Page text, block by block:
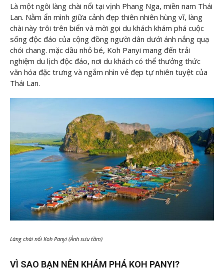
Là một ngôi làng chài nổi tại vịnh Phang Nga, miền nam Thái
Lan. Nằm ẩn mình giữa cảnh đẹp thiên nhiên hùng vĩ, làng
chài này trôi trên biển và mời gọi du khách khám phá cuộc
sống độc đáo của cộng đồng người dân dưới ánh nắng quạ
chói chang. mặc dầu nhỏ bé, Koh Panyi mang đến trải
nghiệm du lịch độc đáo, nơi du khách có thể thưởng thức
văn hóa đặc trưng và ngắm nhìn vẻ đẹp tự nhiên tuyệt của
Thái Lan.
Làng chài nổi Koh Panyi (Ảnh sưu tầm)
VÌ SAO BẠN NÊN KHÁM PHÁ KOH PANYI?